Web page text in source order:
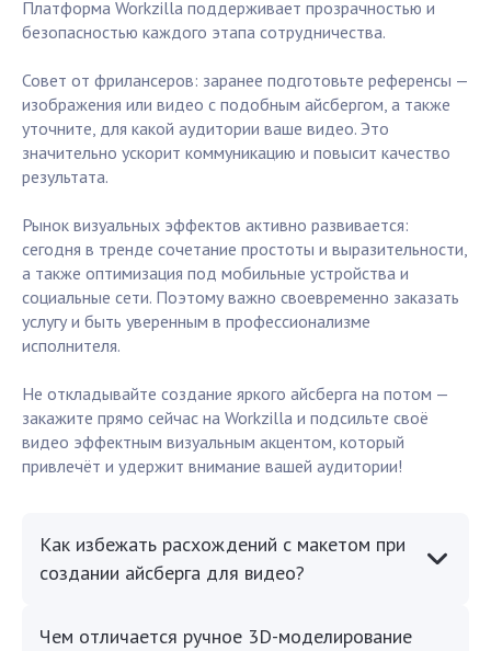
Платформа Workzilla поддерживает прозрачностью и
безопасностью каждого этапа сотрудничества.
Совет от фрилансеров: заранее подготовьте референсы —
изображения или видео с подобным айсбергом, а также
уточните, для какой аудитории ваше видео. Это
значительно ускорит коммуникацию и повысит качество
результата.
Рынок визуальных эффектов активно развивается:
сегодня в тренде сочетание простоты и выразительности,
а также оптимизация под мобильные устройства и
социальные сети. Поэтому важно своевременно заказать
услугу и быть уверенным в профессионализме
исполнителя.
Не откладывайте создание яркого айсберга на потом —
закажите прямо сейчас на Workzilla и подсильте своё
видео эффектным визуальным акцентом, который
привлечёт и удержит внимание вашей аудитории!
Как избежать расхождений с макетом при
создании айсберга для видео?
Чем отличается ручное 3D-моделирование